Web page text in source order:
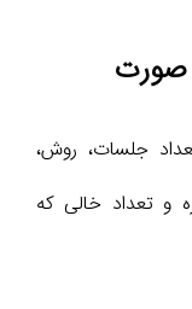
صورت
جلسات، روش،
و تعداد خالی که